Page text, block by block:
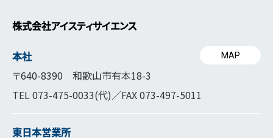
株式会社アイスティサイエンス
本社
〒640-8390 和歌山市有本18-3
TEL073-475-0033(代)／FAX 073-497-5011
MAP
東日本営業所